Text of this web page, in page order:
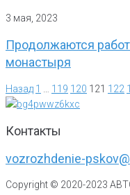
3 мая, 2023
Продолжаются
монастыря
Назад 1 119 120 121 122
Контакты
vozrozhdenie-
Copyright © 2020-2023